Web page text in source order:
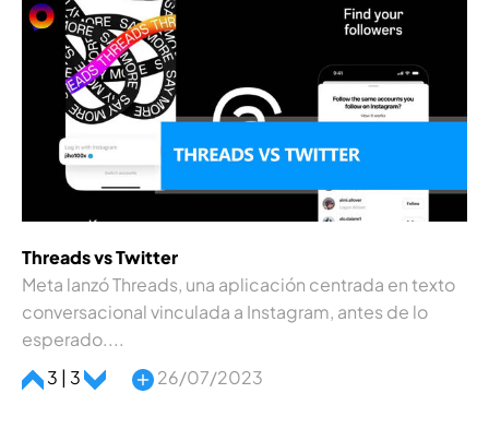
Threads vs Twitter
Meta lanzó Threads, una aplicación centrada en texto
conversacional vinculada a Instagram, antes de lo
esperado....
3 | 3
26/07/2023